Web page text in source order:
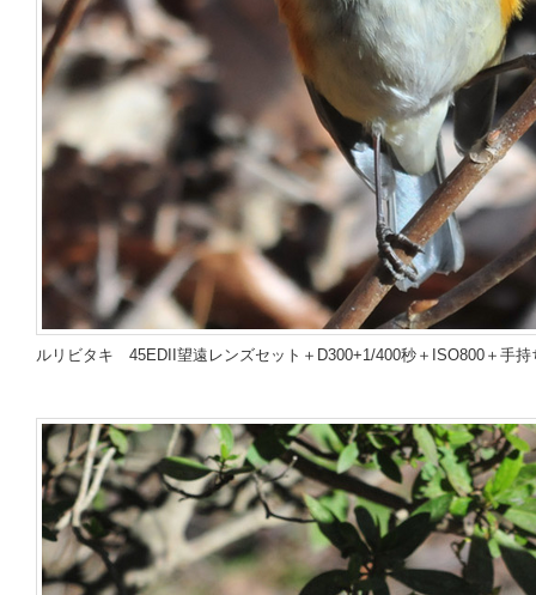
ルリビタキ 45EDII望遠レンズセット＋D300+1/400秒＋ISO800＋手持